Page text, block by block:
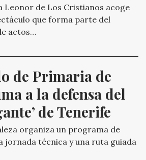
Leonor de Los Cristianos acoge
que forma parte del
actos…
de Primaria de
a la defensa del
de Tenerife
organiza un programa de
jornada técnica y una ruta guiada